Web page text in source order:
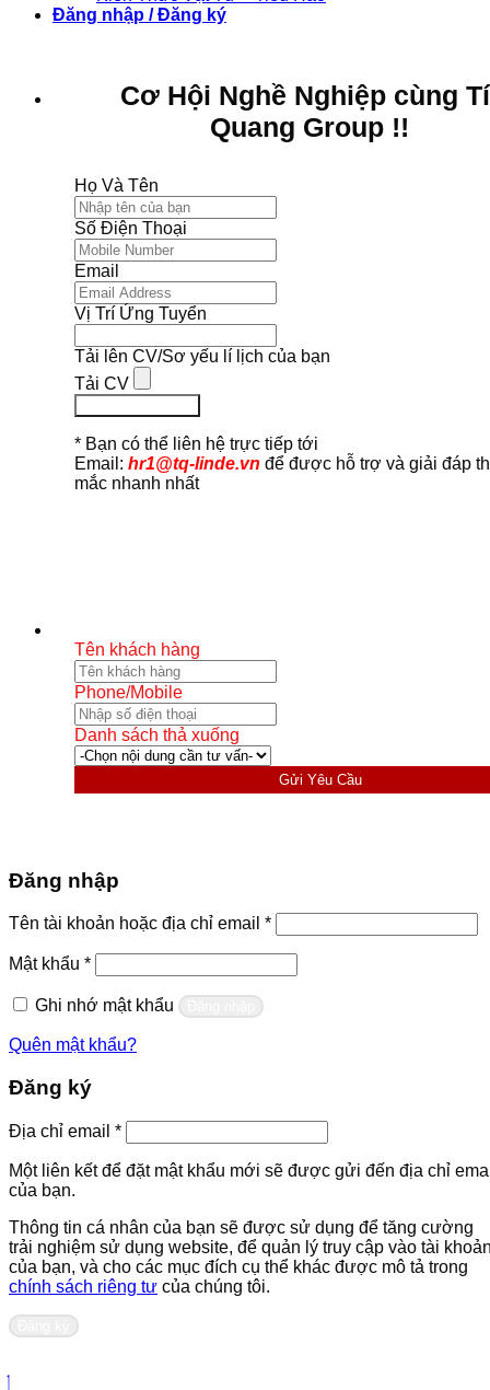
Đăng nhập / Đăng ký
Cơ Hội Nghề Nghiệp cùng
Quang Group !!
Họ Và Tên
Số Điện Thoại
Email
Vị Trí Ứng Tuyển
Tải lên CV/Sơ yếu lí lịch của bạn
Tải CV
* Bạn có thể liên hệ trực tiếp tới
Email: hr1@tq-linde.vn để được hỗ trợ và giải đáp
mắc nhanh nhất
Tên khách hàng
Phone/Mobile
Danh sách thả xuống
Gửi Yêu Cầu
Đăng nhập
Tên tài khoản hoặc địa chỉ email *Bắt
buộc
Mật khẩu *Bắt
buộc
Ghi nhớ mật khẩu
Quên mật khẩu?
Đăng ký
Địa chỉ email *Bắt
buộc
Một liên kết để đặt mật khẩu mới sẽ được gửi đến địa chỉ
của bạn.
Thông tin cá nhân của bạn sẽ được sử dụng để tăng cường
trải nghiệm sử dụng website, để quản lý truy cập vào tài
của bạn, và cho các mục đích cụ thể khác được mô tả trong
chính sách riêng tư của chúng tôi.